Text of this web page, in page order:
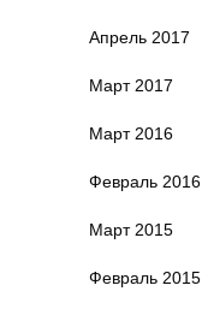
Апрель 2017
Март 2017
Март 2016
Февраль 2016
Март 2015
Февраль 2015